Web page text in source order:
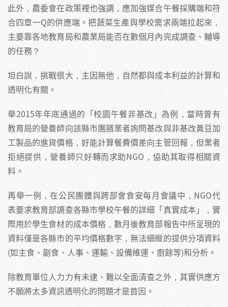
此外，農委會在政策裡也強調，應加強媒合午餐採購端和符
合四章一Q的供應端。把蔬菜生產與學校需求兩端拉起來，
主要靠各地教育局和農業局能否在數個月內完成調查、輔導
的任務？
坦白說，挑戰很大，主因無他，自然都與成本利益的計算和
透明化有關。
舉2015年年底通過的「校園午餐非基改」為例，當時曾有
教育局的營養師向該縣市團膳業者詢問基改與非基改黃豆加
工製品的進貨價格，好能計算餐費價差向主管回報，但業者
拒絕提供，營養師只好轉而求助NGO，協助其取得相關資
料。
再舉一例，在公民團體與跨部會食安每月會議中，NGO代
表要求教育部調查各縣市學校午餐的詳細「真實成本」，實
際用於學生食材的成本價格，數月後教育部報告中所呈現的
資料僅是各縣市的平均價格數字，無法細緻的提供分項資料
(如主食、副食、人事、運輸、設備維運、廚餘等)和分析。
除教育單位人力力有未逮、難以全面清查之外，其實供應方
不願將太多資訊透明化的問題才是首因。